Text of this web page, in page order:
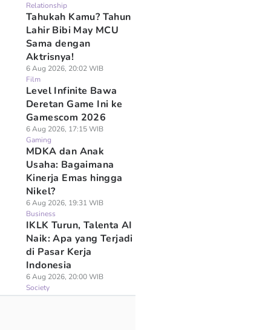
Relationship
Tahukah Kamu? Tahun
Lahir Bibi May MCU
Sama dengan
Aktrisnya!
6 Aug 2026, 20:02 WIB
Film
Level Infinite Bawa
Deretan Game Ini ke
Gamescom 2026
6 Aug 2026, 17:15 WIB
Gaming
MDKA dan Anak
Usaha: Bagaimana
Kinerja Emas hingga
Nikel?
6 Aug 2026, 19:31 WIB
Business
IKLK Turun, Talenta AI
Naik: Apa yang Terjadi
di Pasar Kerja
Indonesia
6 Aug 2026, 20:00 WIB
Society